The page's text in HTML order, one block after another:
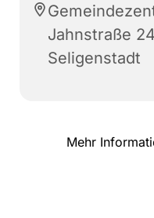
Jahnstraße
Seligenstadt
Mehr